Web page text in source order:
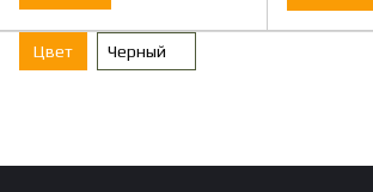
Цвет Черный